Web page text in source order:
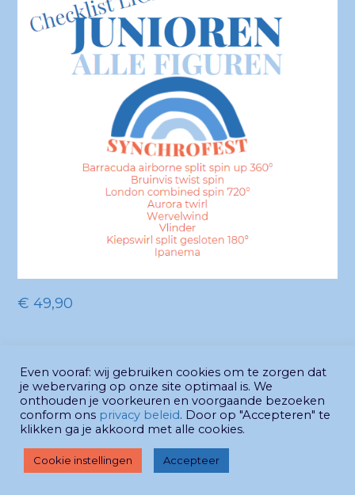
€ 49,90
previous
post:
Groep 1 Age II
Figurentool LIGHT
next
post:
Groep 3 Age II
Figurentool LIGHT
© Synchrofest 2026 - website
Philipsen
Even vooraf: wij gebruiken cookies om te zorgen dat
je webervaring op onze site optimaal is. We
onthouden je voorkeuren en voorgaande bezoeken
conform ons privacy beleid. Door op "Accepteren" te
klikken ga je akkoord met alle cookies.
Cookie instellingen Accepteer